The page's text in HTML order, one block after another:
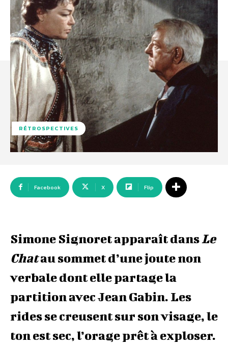
RÉTROSPECTIVES
Facebook X Flip
Simone Signoret apparaît dansLe
Chatau sommet d’une joute non
verbale dont elle partage la
partition avec Jean Gabin. Les
rides se creusent sur son visage, le
ton est sec, l’orage prêt à exploser.